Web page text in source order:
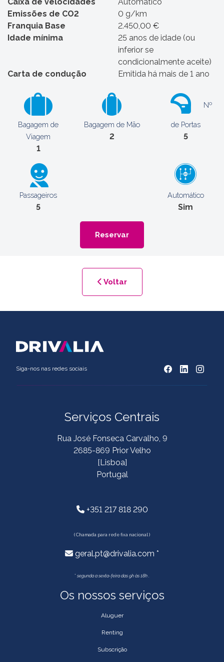
Emissões de CO2
0 g/km
Franquia Base
2.450,00 €
Idade mínima
25 anos de idade (ou
inferior se
condicionalmente aceite)
Carta de condução
Emitida há mais de 1 ano
Bagagem de
Viagem
1
Bagagem de Mão
2
Nº
de Portas
5
Passageiros
5
Automático
Sim
Reservar
Voltar
Siga-nos nas redes sociais
Serviços Centrais
Rua José Fonseca Carvalho, 9
2685-869 Prior Velho
[Lisboa]
Portugal
+351 217 818 290
( Chamada para rede fixa nacional )
geral.pt@drivalia.com *
* segunda a sexta-feira das 9h às 18h .
Os nossos serviços
Aluguer
Renting
Subscrição